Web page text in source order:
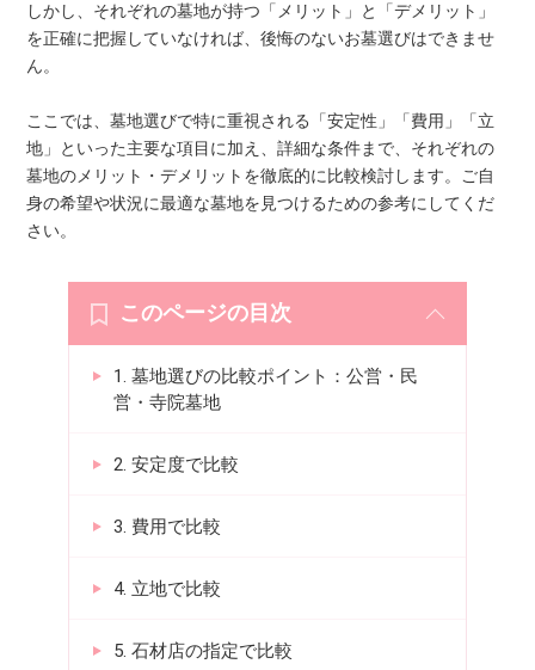
しかし、それぞれの墓地が持つ「メリット」と「デメリット」
を正確に把握していなければ、後悔のないお墓選びはできませ
ん。
ここでは、墓地選びで特に重視される「安定性」「費用」「立
地」といった主要な項目に加え、詳細な条件まで、それぞれの
墓地のメリット・デメリットを徹底的に比較検討します。ご自
身の希望や状況に最適な墓地を見つけるための参考にしてくだ
さい。
このページの目次
1. 墓地選びの比較ポイント：公営・民
営・寺院墓地
2. 安定度で比較
3. 費用で比較
4. 立地で比較
5. 石材店の指定で比較